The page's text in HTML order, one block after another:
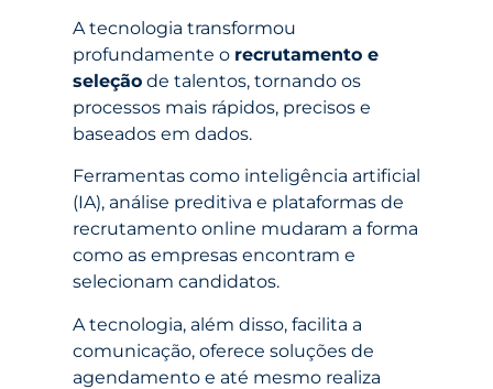
A tecnologia transformou
profundamente o recrutamento e
seleção de talentos, tornando os
processos mais rápidos, precisos e
baseados em dados.
Ferramentas como inteligência artificial
(IA), análise preditiva e plataformas de
recrutamento online mudaram a forma
como as empresas encontram e
selecionam candidatos.
A tecnologia, além disso, facilita a
comunicação, oferece soluções de
agendamento e até mesmo realiza